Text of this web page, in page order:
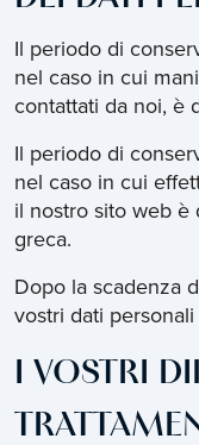
Il periodo di
nel caso in cui
contattati da noi, è
Il periodo di
nel caso in cui
il nostro sito web è
greca.
Dopo la scadenza
vostri dati
I VOSTRI